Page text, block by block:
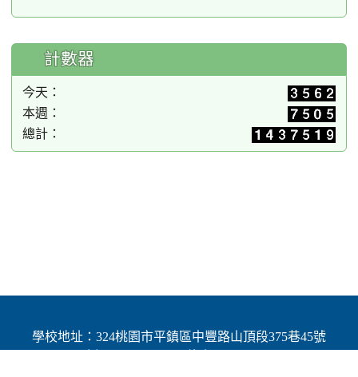
計數器
今天：
本週：
總計：
學校地址：324桃園市平鎮區中豐路山頂段375巷45號